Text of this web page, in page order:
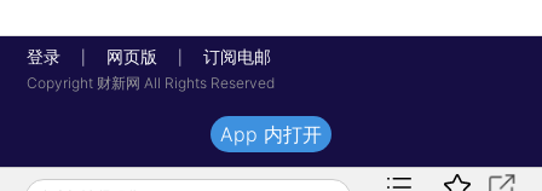
登录 网页版 订阅电邮
Copyright 财新网 All Rights Reserved
App 内打开